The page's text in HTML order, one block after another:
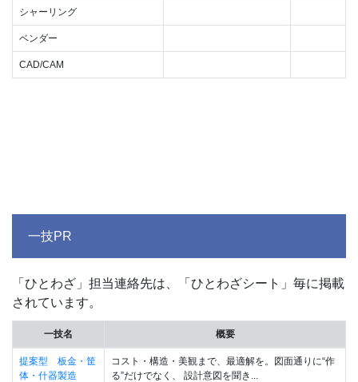
シャーリング
ベンダー
CAD/CAM
一技PR
「ひとわざ」担当連絡先は、「ひとわざシート」毎に掲載
されています。
一技名 概要
提案型 板金・筐
体・什器製造
コスト・構造・美観まで、最適解を。図面通りに“作
る”だけでなく、 設計意図を聞き...